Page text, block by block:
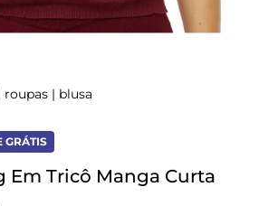
roupas | blusa
GRÁTIS
Em Tricô Manga Curta